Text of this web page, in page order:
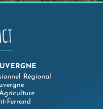
Régional
Ferrand